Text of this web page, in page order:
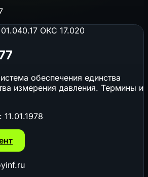
ОКС 17.020
обеспечения единства
измерения давления. Термины и
11.01.1978